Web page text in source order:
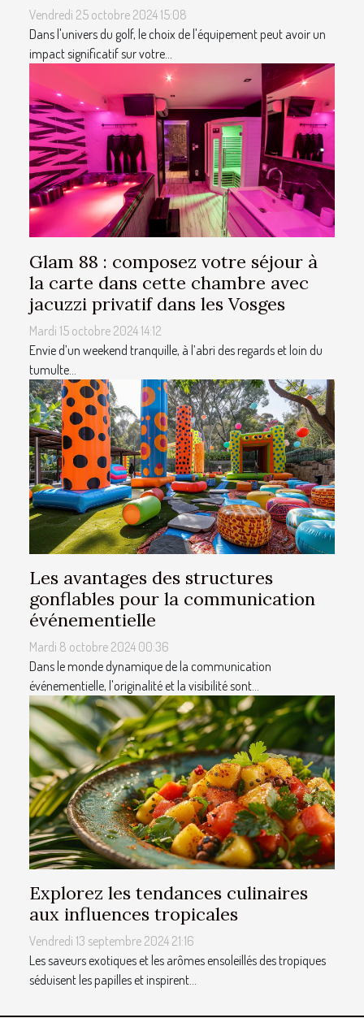
Vendredi 25 octobre 2024 15:08
Dans l'univers du golf, le choix de l'équipement peut avoir un
impact significatif sur votre...
Glam 88 : composez votre séjour à
la carte dans cette chambre avec
jacuzzi privatif dans les Vosges
Mardi 15 octobre 2024 14:12
Envie d’un weekend tranquille, à l’abri des regards et loin du
tumulte...
Les avantages des structures
gonflables pour la communication
événementielle
Mardi 8 octobre 2024 00:36
Dans le monde dynamique de la communication
événementielle, l'originalité et la visibilité sont...
Explorez les tendances culinaires
aux influences tropicales
Vendredi 13 septembre 2024 21:16
Les saveurs exotiques et les arômes ensoleillés des tropiques
séduisent les papilles et inspirent...